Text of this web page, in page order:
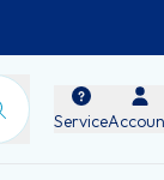
Service